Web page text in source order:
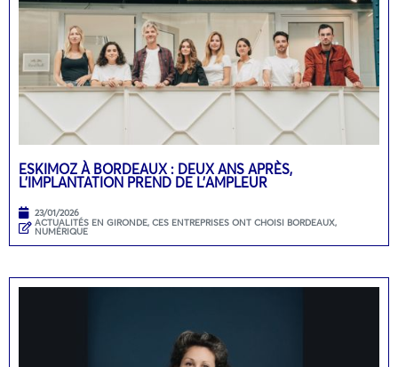
ESKIMOZ À BORDEAUX : DEUX ANS APRÈS,
L’IMPLANTATION PREND DE L’AMPLEUR
23/01/2026
ACTUALITÉS EN GIRONDE, CES ENTREPRISES ONT CHOISI BORDEAUX,
NUMÉRIQUE